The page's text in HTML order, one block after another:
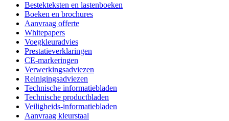
Bestekteksten en lastenboeken
Boeken en brochures
Aanvraag offerte
Whitepapers
Voegkleuradvies
Prestatieverklaringen
CE-markeringen
Verwerkingsadviezen
Reinigingsadviezen
Technische informatiebladen
Technische productbladen
Veiligheids-informatiebladen
Aanvraag kleurstaal